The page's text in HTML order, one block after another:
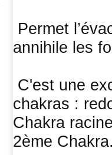
Permet
annihile les
C'est une
chakras :
Chakra
2ème